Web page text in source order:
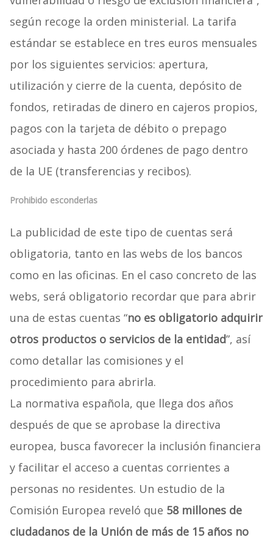
según recoge la orden ministerial. La tarifa
estándar se establece en tres euros mensuales
por los siguientes servicios: apertura,
utilización y cierre de la cuenta, depósito de
fondos, retiradas de dinero en cajeros propios,
pagos con la tarjeta de débito o prepago
asociada y hasta 200 órdenes de pago dentro
de la UE (transferencias y recibos).
Prohibido esconderlas
La publicidad de este tipo de cuentas será
obligatoria, tanto en las webs de los bancos
como en las oficinas. En el caso concreto de las
webs, será obligatorio recordar que para abrir
una de estas cuentas “no es obligatorio adquirir
otros productos o servicios de la entidad”, así
como detallar las comisiones y el
procedimiento para abrirla.
La normativa española, que llega dos años
después de que se aprobase la directiva
europea, busca favorecer la inclusión financiera
y facilitar el acceso a cuentas corrientes a
personas no residentes. Un estudio de la
Comisión Europea reveló que 58 millones de
ciudadanos de la Unión de más de 15 años no